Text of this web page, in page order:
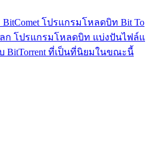
โปรแกรมโหลดบิท Bit To
ก โปรแกรมโหลดบิท แบ่งปันไฟล์แ
บ BitTorrent ที่เป็นที่นิยมในขณะนี้